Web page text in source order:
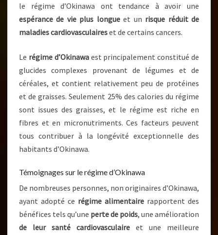
le régime d’Okinawa ont tendance à avoir une
espérance de vie plus longueet un risque réduit de
maladies cardiovasculaireset de certains cancers.
Le régime d’Okinawaest principalement constitué de
glucides complexes provenant de légumes et de
céréales, et contient relativement peu de protéines
et de graisses. Seulement 25% des calories du régime
sont issues des graisses, et le régime est riche en
fibres et en micronutriments. Ces facteurs peuvent
tous contribuer à la longévité exceptionnelle des
habitants d’Okinawa.
Témoignages sur le régime d’Okinawa
De nombreuses personnes, non originaires d’Okinawa,
ayant adopté ce régime alimentaire rapportent des
bénéfices tels qu’une perte de poids, une amélioration
de leur santé cardiovasculaire et une meilleure